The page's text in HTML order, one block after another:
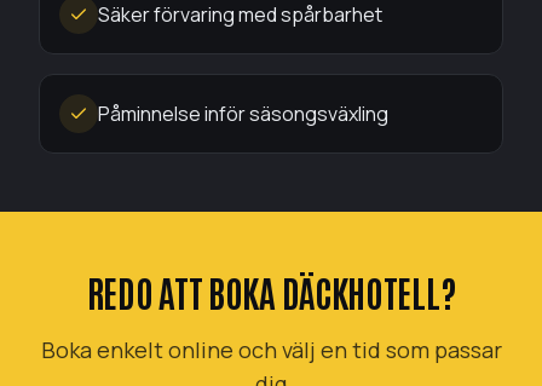
Säker förvaring med spårbarhet
Påminnelse inför säsongsväxling
REDO ATT BOKA DÄCKHOTELL ?
Boka enkelt online och välj en tid som passar